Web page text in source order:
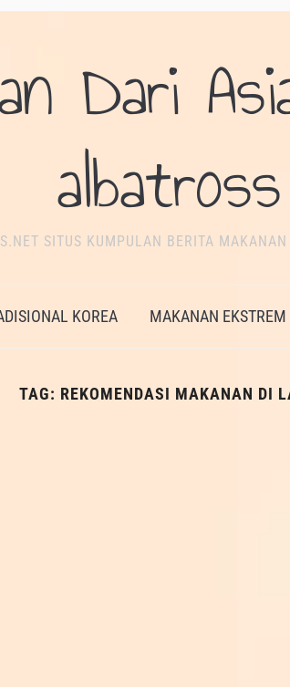
Dari
albatross
SITUS KUMPULAN BERITA
KOREA MAKANAN
TAG: REKOMENDASI MAKANAN DI